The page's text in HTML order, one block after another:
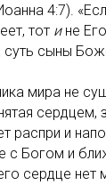
4:7).
тот ине
сыны
мира не
сердцем,
распри и
с Богом и
сердце нет